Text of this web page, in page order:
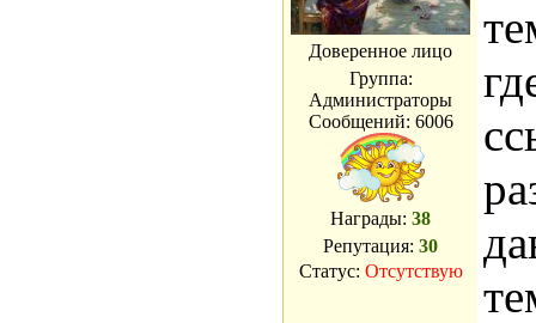
Доверенное лицо
Группа:
Администраторы
Сообщений: 6006
Награды: 38
Репутация: 30
Статус: Отсутствую